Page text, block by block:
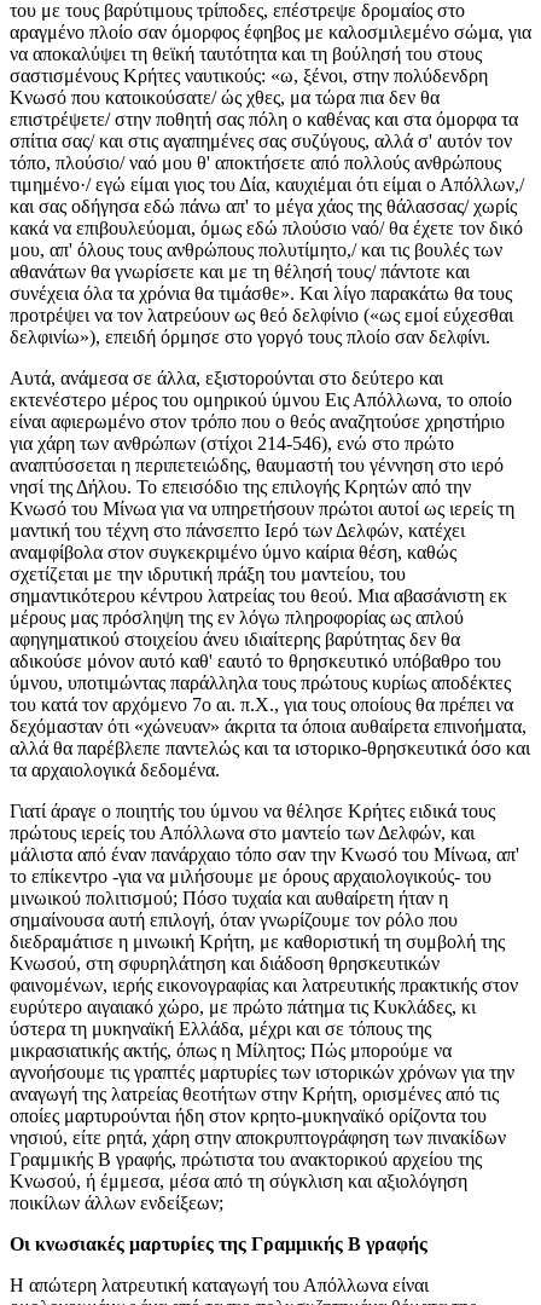
του με τους βαρύτιμους τρίποδες, επέστρεψε δρομαίος στο
αραγμένο πλοίο σαν όμορφος έφηβος με καλοσμιλεμένο σώμα, για
να αποκαλύψει τη θεϊκή ταυτότητα και τη βούλησή του στους
σαστισμένους Kρήτες ναυτικούς: «ω, ξένοι, στην πολύδενδρη
Kνωσό που κατοικούσατε/ ώς χθες, μα τώρα πια δεν θα
επιστρέψετε/ στην ποθητή σας πόλη ο καθένας και στα όμορφα τα
σπίτια σας/ και στις αγαπημένες σας συζύγους, αλλά σ' αυτόν τον
τόπο, πλούσιο/ ναό μου θ' αποκτήσετε από πολλούς ανθρώπους
τιμημένο·/ εγώ είμαι γιος του Δία, καυχιέμαι ότι είμαι ο Απόλλων,/
και σας οδήγησα εδώ πάνω απ' το μέγα χάος της θάλασσας/ χωρίς
κακά να επιβουλεύομαι, όμως εδώ πλούσιο ναό/ θα έχετε τον δικό
μου, απ' όλους τους ανθρώπους πολυτίμητο,/ και τις βουλές των
αθανάτων θα γνωρίσετε και με τη θέλησή τους/ πάντοτε και
συνέχεια όλα τα χρόνια θα τιμάσθε». Kαι λίγο παρακάτω θα τους
προτρέψει να τον λατρεύουν ως θεό δελφίνιο («ως εμοί εύχεσθαι
δελφινίω»), επειδή όρμησε στο γοργό τους πλοίο σαν δελφίνι.
Αυτά, ανάμεσα σε άλλα, εξιστορούνται στο δεύτερο και
εκτενέστερο μέρος του ομηρικού ύμνου Eις Απόλλωνα, το οποίο
είναι αφιερωμένο στον τρόπο που ο θεός αναζητούσε χρηστήριο
για χάρη των ανθρώπων (στίχοι 214-546), ενώ στο πρώτο
αναπτύσσεται η περιπετειώδης, θαυμαστή του γέννηση στο ιερό
νησί της Δήλου. Το επεισόδιο της επιλογής Kρητών από την
Kνωσό του Mίνωα για να υπηρετήσουν πρώτοι αυτοί ως ιερείς τη
μαντική του τέχνη στο πάνσεπτο Iερό των Δελφών, κατέχει
αναμφίβολα στον συγκεκριμένο ύμνο καίρια θέση, καθώς
σχετίζεται με την ιδρυτική πράξη του μαντείου, του
σημαντικότερου κέντρου λατρείας του θεού. Mια αβασάνιστη εκ
μέρους μας πρόσληψη της εν λόγω πληροφορίας ως απλού
αφηγηματικού στοιχείου άνευ ιδιαίτερης βαρύτητας δεν θα
αδικούσε μόνον αυτό καθ' εαυτό το θρησκευτικό υπόβαθρο του
ύμνου, υποτιμώντας παράλληλα τους πρώτους κυρίως αποδέκτες
του κατά τον αρχόμενο 7ο αι. π.X., για τους οποίους θα πρέπει να
δεχόμασταν ότι «χώνευαν» άκριτα τα όποια αυθαίρετα επινοήματα,
αλλά θα παρέβλεπε παντελώς και τα ιστορικο-θρησκευτικά όσο και
τα αρχαιολογικά δεδομένα.
Γιατί άραγε ο ποιητής του ύμνου να θέλησε Kρήτες ειδικά τους
πρώτους ιερείς του Απόλλωνα στο μαντείο των Δελφών, και
μάλιστα από έναν πανάρχαιο τόπο σαν την Kνωσό του Mίνωα, απ'
το επίκεντρο -για να μιλήσουμε με όρους αρχαιολογικούς- του
μινωικού πολιτισμού; Πόσο τυχαία και αυθαίρετη ήταν η
σημαίνουσα αυτή επιλογή, όταν γνωρίζουμε τον ρόλο που
διεδραμάτισε η μινωική Kρήτη, με καθοριστική τη συμβολή της
Kνωσού, στη σφυρηλάτηση και διάδοση θρησκευτικών
φαινομένων, ιερής εικονογραφίας και λατρευτικής πρακτικής στον
ευρύτερο αιγαιακό χώρο, με πρώτο πάτημα τις Kυκλάδες, κι
ύστερα τη μυκηναϊκή Eλλάδα, μέχρι και σε τόπους της
μικρασιατικής ακτής, όπως η Mίλητος; Πώς μπορούμε να
αγνοήσουμε τις γραπτές μαρτυρίες των ιστορικών χρόνων για την
αναγωγή της λατρείας θεοτήτων στην Kρήτη, ορισμένες από τις
οποίες μαρτυρούνται ήδη στον κρητο-μυκηναϊκό ορίζοντα του
νησιού, είτε ρητά, χάρη στην αποκρυπτογράφηση των πινακίδων
Γραμμικής B γραφής, πρώτιστα του ανακτορικού αρχείου της
Kνωσού, ή έμμεσα, μέσα από τη σύγκλιση και αξιολόγηση
ποικίλων άλλων ενδείξεων;
Oι κνωσιακές μαρτυρίες της Γραμμικής B γραφής
H απώτερη λατρευτική καταγωγή του Απόλλωνα είναι